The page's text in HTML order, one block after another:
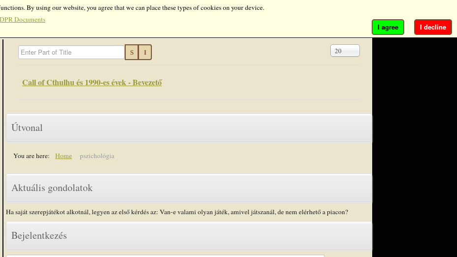
Enter Part of Title Display #
20
Call of Cthulhu és 1990-es évek - Bevezető
Útvonal
You are here: Home pszichológia
Aktuális gondolatok
Ha saját szerepjátékot alkotnál, legyen az első kérdés az: Van-e valami olyan játék, amivel játszanál, de nem elérhető a piacon?
Bejelentkezés
By using our website, you agree that we can place these types of cookies on your device.
Documents
I decline
I agree